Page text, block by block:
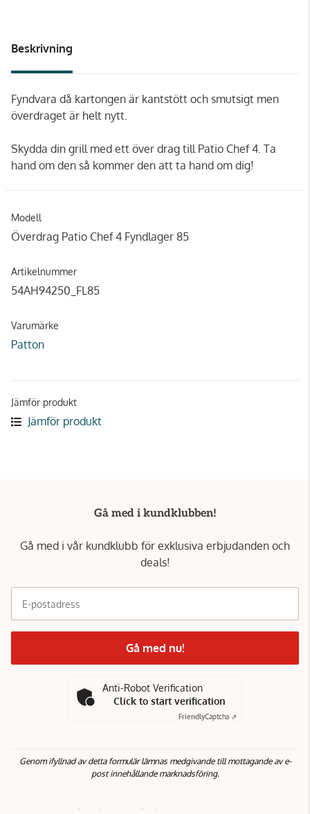
Beskrivning
Fyndvara då kartongen är kantstött och smutsigt men
överdraget är helt nytt.
Skydda din grill med ett över drag till Patio Chef 4. Ta
hand om den så kommer den att ta hand om dig!
Modell
Överdrag Patio Chef 4 Fyndlager 85
Artikelnummer
54AH94250_FL85
Varumärke
Patton
Jämför produkt
Jämför produkt
Gå med i kundklubben!
Gå med i vår kundklubb för exklusiva erbjudanden och
deals!
E-postadress
Gå med nu!
Anti-Robot Verification
Click to start verification
FriendlyCaptcha ⇗
Genom ifyllnad av detta formulär lämnas medgivande till mottagande av e-
post innehållande marknadsföring.